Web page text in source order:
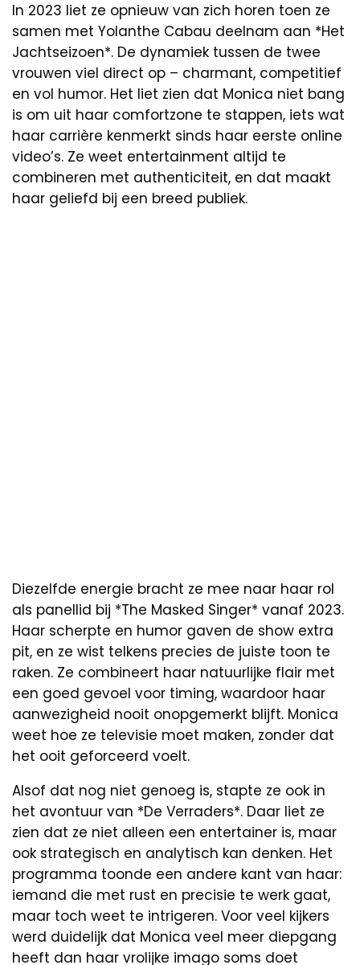
In 2023 liet ze opnieuw van zich horen toen ze
samen met Yolanthe Cabau deelnam aan *Het
Jachtseizoen*. De dynamiek tussen de twee
vrouwen viel direct op – charmant, competitief
en vol humor. Het liet zien dat Monica niet bang
is om uit haar comfortzone te stappen, iets wat
haar carrière kenmerkt sinds haar eerste online
video’s. Ze weet entertainment altijd te
combineren met authenticiteit, en dat maakt
haar geliefd bij een breed publiek.
Diezelfde energie bracht ze mee naar haar rol
als panellid bij *The Masked Singer* vanaf 2023.
Haar scherpte en humor gaven de show extra
pit, en ze wist telkens precies de juiste toon te
raken. Ze combineert haar natuurlijke flair met
een goed gevoel voor timing, waardoor haar
aanwezigheid nooit onopgemerkt blijft. Monica
weet hoe ze televisie moet maken, zonder dat
het ooit geforceerd voelt.
Alsof dat nog niet genoeg is, stapte ze ook in
het avontuur van *De Verraders*. Daar liet ze
zien dat ze niet alleen een entertainer is, maar
ook strategisch en analytisch kan denken. Het
programma toonde een andere kant van haar:
iemand die met rust en precisie te werk gaat,
maar toch weet te intrigeren. Voor veel kijkers
werd duidelijk dat Monica veel meer diepgang
heeft dan haar vrolijke imago soms doet